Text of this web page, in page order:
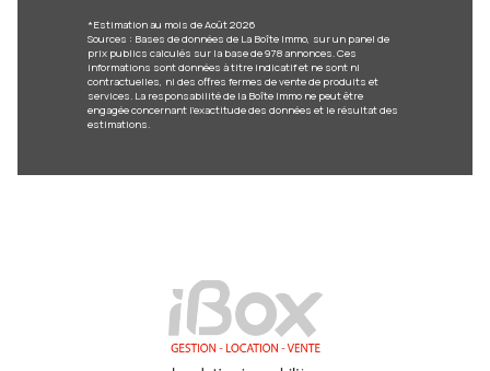
*Estimation au mois de Août 2026
Sources : Bases de données de La Boîte Immo, sur un panel de
prix publics calculés sur la base de 978 annonces. Ces
informations sont données à titre indicatif et ne sont ni
contractuelles, ni des offres fermes de vente de produits et
services. La responsabilité de la Boîte Immo ne peut être
engagée concernant l'exactitude des données et le résultat des
estimations.